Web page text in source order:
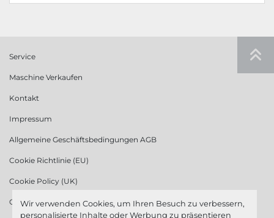
Wir verwenden Cookies, um Ihren Besuch zu verbessern,
personalisierte Inhalte oder Werbung zu präsentieren
Service
Maschine Verkaufen
Kontakt
Impressum
Allgemeine Geschäftsbedingungen AGB
Cookie Richtlinie (EU)
Cookie Policy (UK)
Cookie Richtlinie (US)